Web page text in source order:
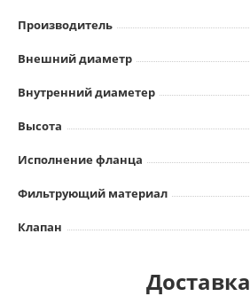
Производитель
Внешний диаметр
Внутренний диаметер
Высота
Исполнение фланца
Фильтрующий материал
Клапан
Доставка